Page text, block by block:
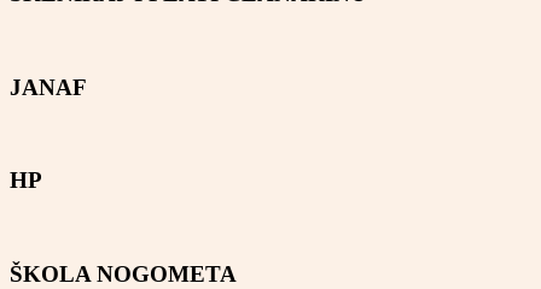
JANAF
HP
ŠKOLA NOGOMETA